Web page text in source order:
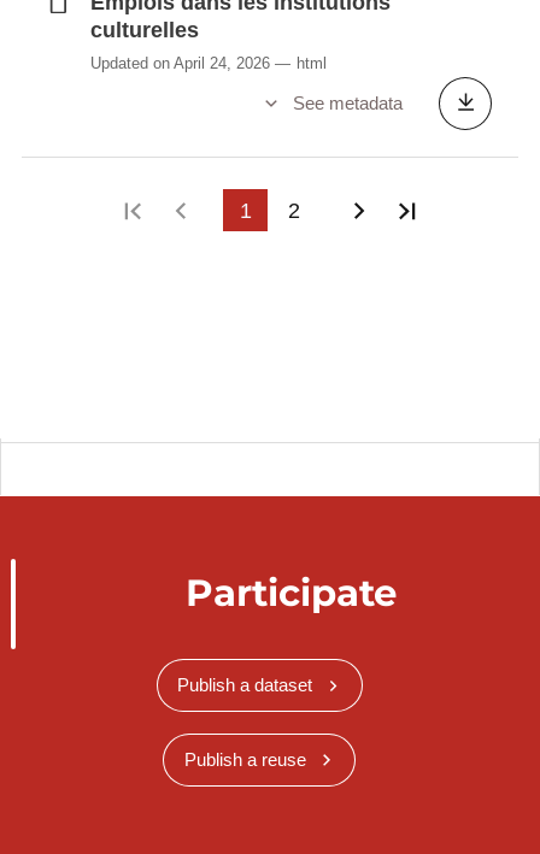
culturelles
Updated on April 24, 2026 html
See metadata
First pagePrevious page
1 2 Next page
Participate
Publish a dataset
Publish a reuse